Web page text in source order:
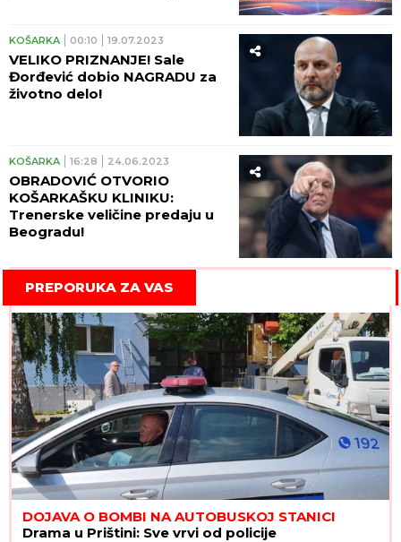
KOŠARKA 00:10 19.07.2023
VELIKO PRIZNANJE! Sale
Đorđević dobio NAGRADU za
životno delo!
KOŠARKA 16:28 24.06.2023
OBRADOVIĆ OTVORIO
KOŠARKAŠKU KLINIKU:
Trenerske veličine predaju u
Beogradu!
PREPORUKA ZA VAS
DOJAVA O BOMBI NA AUTOBUSKOJ STANICI
Drama u Prištini: Sve vrvi od policije